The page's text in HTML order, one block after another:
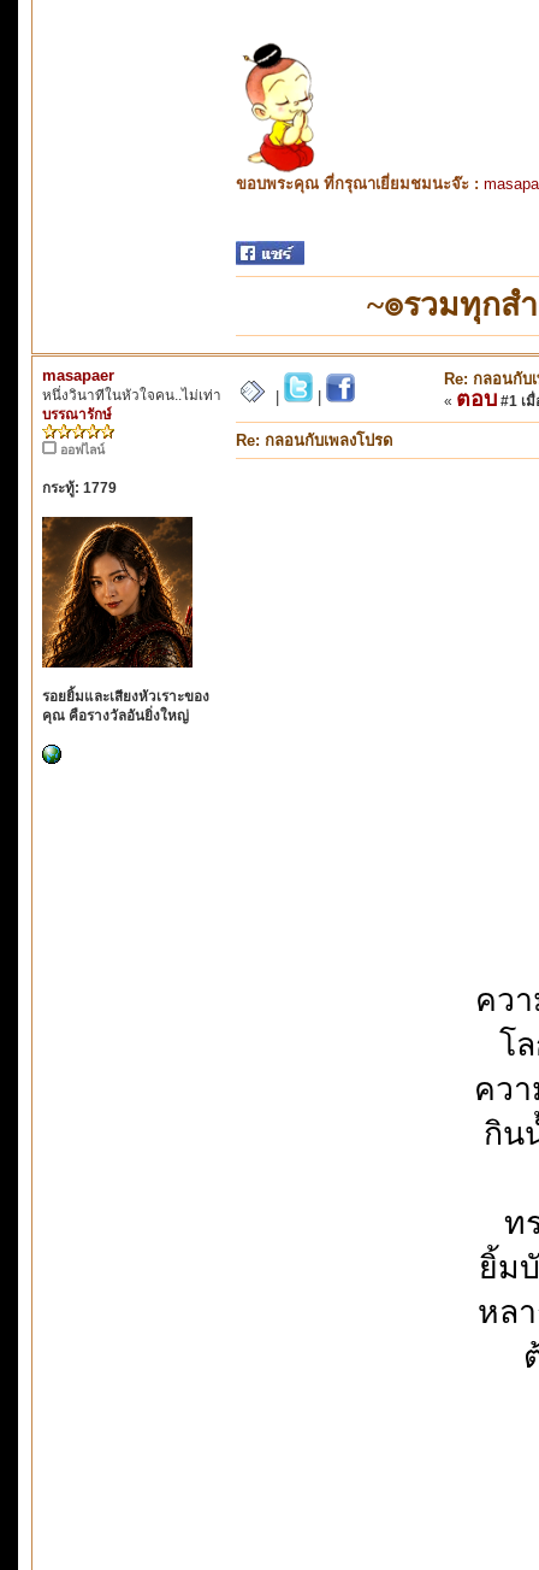
ขอบพระคุณ ที่กรุณาเยี่ยมชมนะจ๊ะ :
~๏รวมทุกส
masapaer
หนึ่งวินาทีในหัวใจคน..ไม่เท่า
บรรณารักษ์
ออฟไลน์
กระทู้: 1779
รอยยิ้มและเสียงหัวเราะของ
คุณ คือรางวัลอันยิ่งใหญ่
Re: กลอนกับ
« ตอบ #1 เมื่
Re: กลอนกับเพลงโปรด
คว
โ
คว
กิน
ท
ยิ้ม
หล